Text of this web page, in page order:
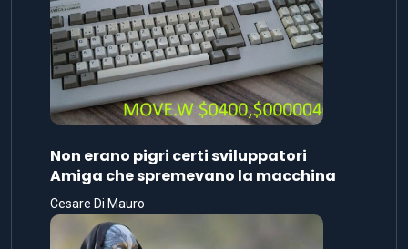
Non erano pigri certi sviluppatori
Amiga che spremevano la macchina
Cesare Di Mauro